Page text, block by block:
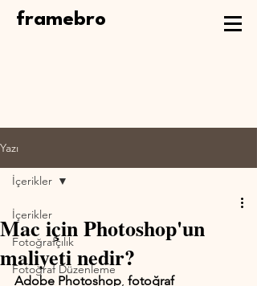
framebro
Yazı
İçerikler
Fotoğrafçılık
Fotoğraf Düzenleme
İçerikler
Mac için Photoshop'un
maliyeti nedir?
Adobe Photoshop, fotoğraf